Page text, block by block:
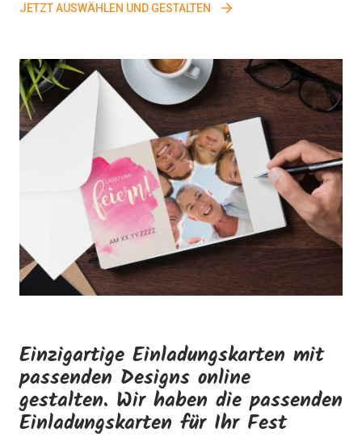
JETZT AUSWÄHLEN UND GESTALTEN
Einzigartige Einladungskarten mit
passenden Designs online
gestalten. Wir haben die passenden
Einladungskarten für Ihr Fest